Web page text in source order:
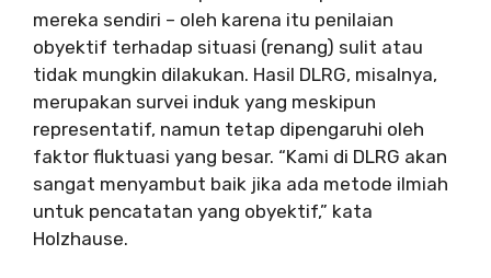
mereka sendiri – oleh karena itu penilaian
obyektif terhadap situasi (renang) sulit atau
tidak mungkin dilakukan. Hasil DLRG, misalnya,
merupakan survei induk yang meskipun
representatif, namun tetap dipengaruhi oleh
faktor fluktuasi yang besar. “Kami di DLRG akan
sangat menyambut baik jika ada metode ilmiah
untuk pencatatan yang obyektif,” kata
Holzhause.